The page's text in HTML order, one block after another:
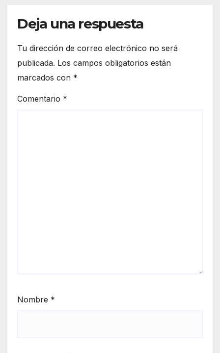
Deja una respuesta
Tu dirección de correo electrónico no será
publicada. Los campos obligatorios están
marcados con *
Comentario *
Nombre *